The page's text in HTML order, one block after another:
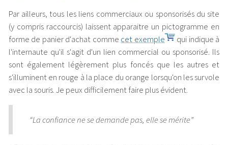
Par ailleurs, tous les liens commerciaux ou sponsorisés du site
(y compris raccourcis) laissent apparaitre un pictogramme en
forme de panier d'achat comme cet exemple
qui indique à
l'internaute qu'il s'agit d'un lien commercial ou sponsorisé. Ils
sont également légèrement plus foncés que les autres et
s'illuminent en rouge à la place du orange lorsqu'on les survole
avec la souris. Je peux difficilement faire plus évident.
“La confiance ne se demande pas, elle se mérite”